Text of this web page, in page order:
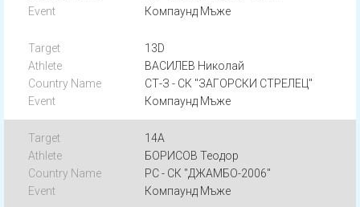
Компаунд Мъже
13D
ВАСИЛЕВ Николай
СТ-З - СК "ЗАГОРСКИ СТРЕЛЕЦ"
Компаунд Мъже
14A
БОРИСОВ Теодор
РС - СК "ДЖАМБО-2006"
Компаунд Мъже